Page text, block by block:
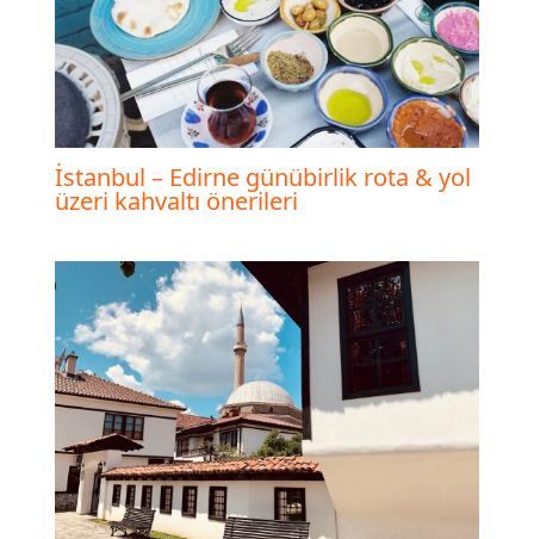
İstanbul – Edirne günübirlik rota & yol
üzeri kahvaltı önerileri